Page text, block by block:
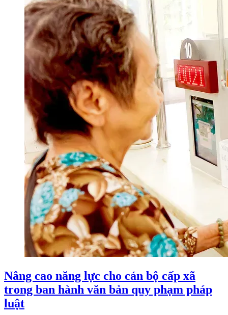
Nâng cao năng lực cho cán bộ cấp xã
trong ban hành văn bản quy phạm pháp
luật